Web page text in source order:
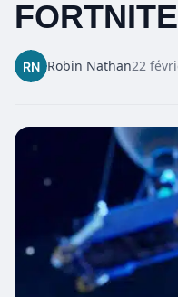
Robin Nathan22